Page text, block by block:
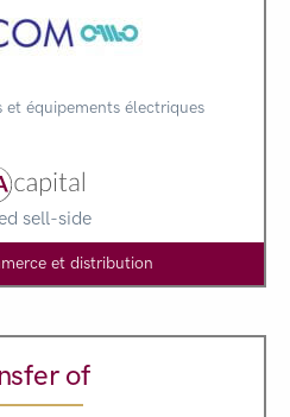
équipements électriques
sell-side
et distribution
of